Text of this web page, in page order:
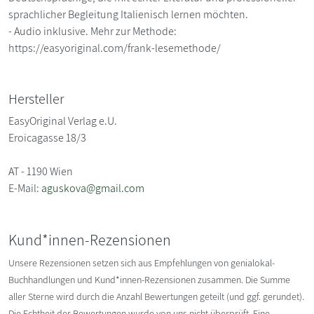
sprachlicher Begleitung Italienisch lernen möchten.
- Audio inklusive. Mehr zur Methode:
https://easyoriginal.com/frank-lesemethode/
Hersteller
EasyOriginal Verlag e.U.
Eroicagasse 18/3
AT - 1190 Wien
E-Mail: aguskova@gmail.com
Kund*innen-Rezensionen
Unsere Rezensionen setzen sich aus Empfehlungen von genialokal-
Buchhandlungen und Kund*innen-Rezensionen zusammen. Die Summe
aller Sterne wird durch die Anzahl Bewertungen geteilt (und ggf. gerundet).